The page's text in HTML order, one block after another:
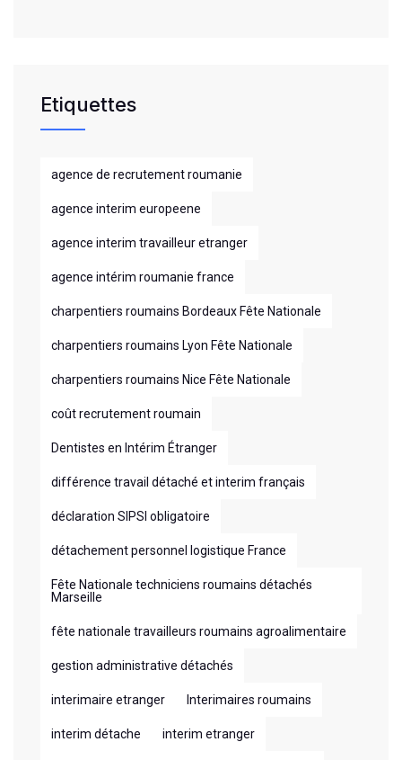
Etiquettes
agence de recrutement roumanie
agence interim europeene
agence interim travailleur etranger
agence intérim roumanie france
charpentiers roumains Bordeaux Fête Nationale
charpentiers roumains Lyon Fête Nationale
charpentiers roumains Nice Fête Nationale
coût recrutement roumain
Dentistes en Intérim Étranger
différence travail détaché et interim français
déclaration SIPSI obligatoire
détachement personnel logistique France
Fête Nationale techniciens roumains détachés
Marseille
fête nationale travailleurs roumains agroalimentaire
gestion administrative détachés
interimaire etranger Interimaires roumains
interim détache interim etranger